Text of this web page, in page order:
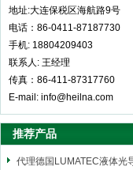
地址:大连保税区海航路9号
电话：86-0411-87187730
手机: 18804209403
联系人: 王经理
传真：86-411-87317760
E-mail: info@heilna.com
推荐产品
代理德国LUMATEC液体光